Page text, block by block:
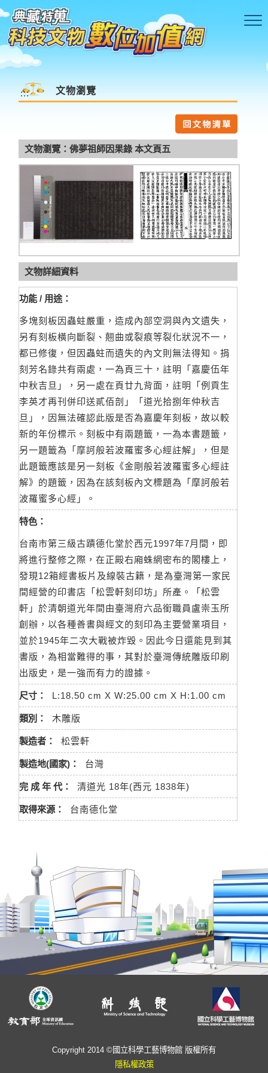
跳到主要內容區塊
::: 文物瀏覽
文物瀏覽：佛夢祖師因果錄 本文頁五
文物詳細資料
功能 / 用途：
多塊刻板因蟲蛀嚴重，造成內部空洞與內文遺失，
另有刻板橫向斷裂、翹曲或裂痕等裂化狀況不一，
都已修復，但因蟲蛀而遺失的內文則無法得知。捐
刻芳名錄共有兩處，一為頁三十，註明「嘉慶伍年
中秋吉旦」，另一處在頁廿九背面，註明「例貢生
李英才再刊併印送貳佰剖」「道光拾捌年仲秋吉
旦」，因無法確認此版是否為嘉慶年刻板，故以較
新的年份標示。刻板中有兩題籤，一為本書題籤，
另一題籤為「摩訶般若波羅蜜多心經註解」，但是
此題籤應該是另一刻板《金剛般若波羅蜜多心經註
解》的題籤，因為在該刻板內文標題為「摩訶般若
波羅蜜多心經」。
特色：
台南市第三級古蹟德化堂於西元1997年7月間，即
將進行整修之際，在正殿右廂蛛網密布的閣樓上，
發現12箱經書板片及線裝古籍，是為臺灣第一家民
間經營的印書店「松雲軒刻印坊」所產。「松雲
軒」於清朝道光年間由臺灣府六品銜職員盧崇玉所
創辦，以各種善書與經文的刻印為主要營業項目，
並於1945年二次大戰被炸毀。因此今日還能見到其
書版，為相當難得的事，其對於臺灣傳統雕版印刷
出版史，是一強而有力的證據。
尺寸： L:18.50 cm X W:25.00 cm X H:1.00 cm
類別： 木雕版
製造者： 松雲軒
製造地(國家)： 台灣
完 成 年 代： 清道光 18年(西元 1838年)
取得來源： 台南德化堂
Copyright 2014 ©國立科學工藝博物館 版權所有
隱私權政策